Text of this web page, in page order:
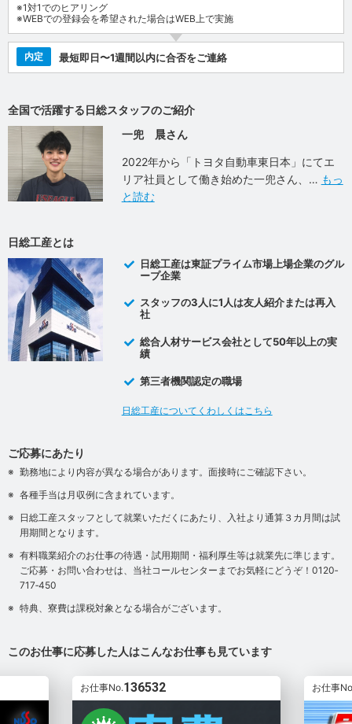
※1対1でのヒアリング
※WEBでの登録会を希望された場合はWEB上で実施
内定 最短即日〜1週間以内に合否をご連絡
全国で活躍する日総スタッフのご紹介
一兜 晨さん
2022年から「トヨタ自動車東日本」にてエ
リア社員として働き始めた一兜さん、
もっ
と読む
日総工産とは
日総工産は東証プライム市場上場企業のグル
ープ企業
スタッフの3人に1人は友人紹介または再入
社
総合人材サービス会社として50年以上の実
績
第三者機関認定の職場
日総工産についてくわしくはこちら
ご応募にあたり
勤務地により内容が異なる場合があります。面接時にご確認下さい。
各種手当は月収例に含まれています。
日総工産スタッフとして就業いただくにあたり、入社より通算３カ月間は試
用期間となります。
有料職業紹介のお仕事の待遇・試用期間・福利厚生等は就業先に準じます。
ご応募・お問い合わせは、当社コールセンターまでお気軽にどうぞ！0120‐
717‐450
特典、寮費は課税対象となる場合がございます。
このお仕事に応募した人はこんなお仕事も見ています
お仕事No.136532 お仕事